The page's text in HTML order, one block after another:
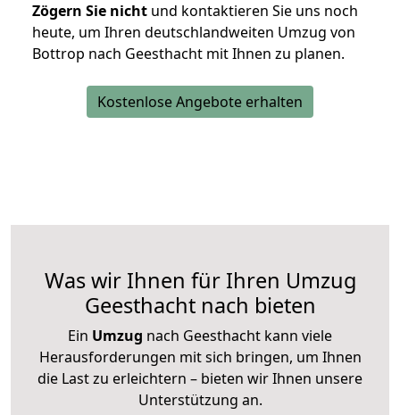
Zögern Sie nicht und kontaktieren Sie uns noch
heute, um Ihren deutschlandweiten Umzug von
Bottrop nach Geesthacht mit Ihnen zu planen.
Kostenlose Angebote erhalten
Was wir Ihnen für Ihren Umzug
Geesthacht nach bieten
Ein Umzug nach Geesthacht kann viele
Herausforderungen mit sich bringen, um Ihnen
die Last zu erleichtern – bieten wir Ihnen unsere
Unterstützung an.